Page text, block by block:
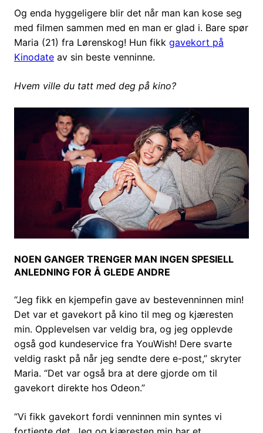
Og enda hyggeligere blir det når man kan kose seg
med filmen sammen med en man er glad i. Bare spør
Maria (21) fra Lørenskog! Hun fikk gavekort på
Kinodate av sin beste venninne.
Hvem ville du tatt med deg på kino?
NOEN GANGER TRENGER MAN INGEN SPESIELL
ANLEDNING FOR Å GLEDE ANDRE
“Jeg fikk en kjempefin gave av bestevenninnen min!
Det var et gavekort på kino til meg og kjæresten
min. Opplevelsen var veldig bra, og jeg opplevde
også god kundeservice fra YouWish! Dere svarte
veldig raskt på når jeg sendte dere e-post,” skryter
Maria. “Det var også bra at dere gjorde om til
gavekort direkte hos Odeon.”
“Vi fikk gavekort fordi venninnen min syntes vi